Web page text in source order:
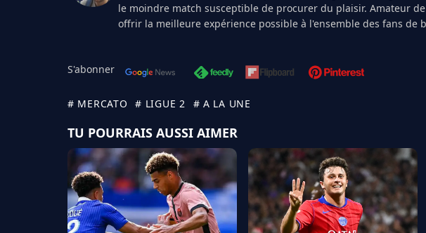
le moindre match susceptible de procurer du plaisir. Amateur
offrir la meilleure expérience possible à l'ensemble des fans de
S'abonner
# MERCATO # LIGUE 2 # A LA UNE
TU POURRAIS AUSSI AIMER